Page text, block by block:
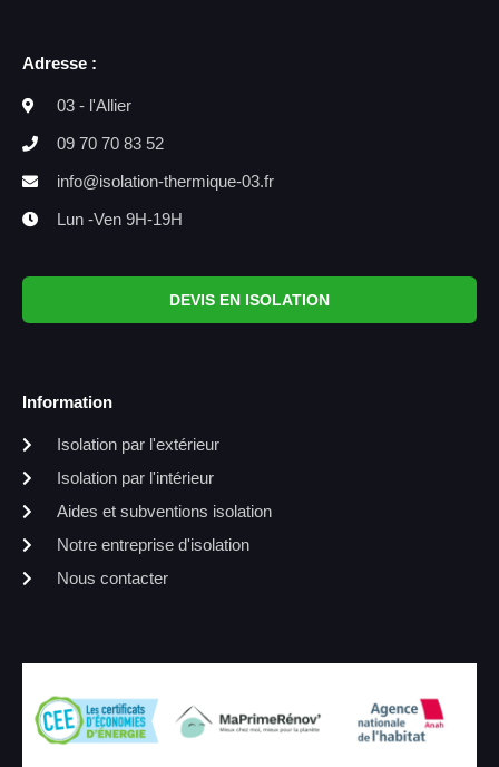
Adresse :
03 - l'Allier
09 70 70 83 52
info@isolation-thermique-03.fr
Lun -Ven 9H-19H
DEVIS EN ISOLATION
Information
Isolation par l'extérieur
Isolation par l'intérieur
Aides et subventions isolation
Notre entreprise d'isolation
Nous contacter